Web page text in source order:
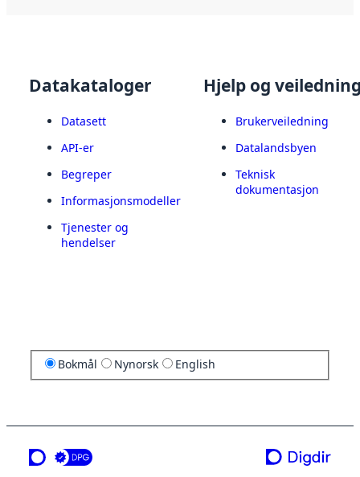
Datakataloger
Datasett
API-er
Begreper
Informasjonsmodeller
Tjenester og
hendelser
Hjelp og
Brukerveiledning
Datalandsbyen
Teknisk
dokumentasjon
Bokmål Nynorsk English